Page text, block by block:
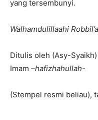
yang tersembunyi.
Walhamdulillaahi
Ditulis oleh (Asy-
Imam –hafizhahullah-
(Stempel resmi beliau),